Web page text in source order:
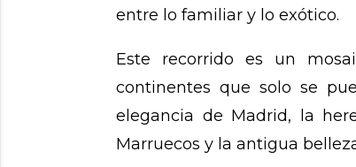
entre lo familiar y lo exótico.
Este recorrido es un
continentes que solo se
elegancia de Madrid, la
Marruecos y la antigua